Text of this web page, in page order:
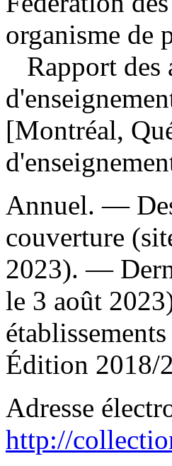
organisme de
Rapport des
[Montréal,
Annuel. —
couverture
2023). —
le 3 août
Édition 2018/
Adresse
http://